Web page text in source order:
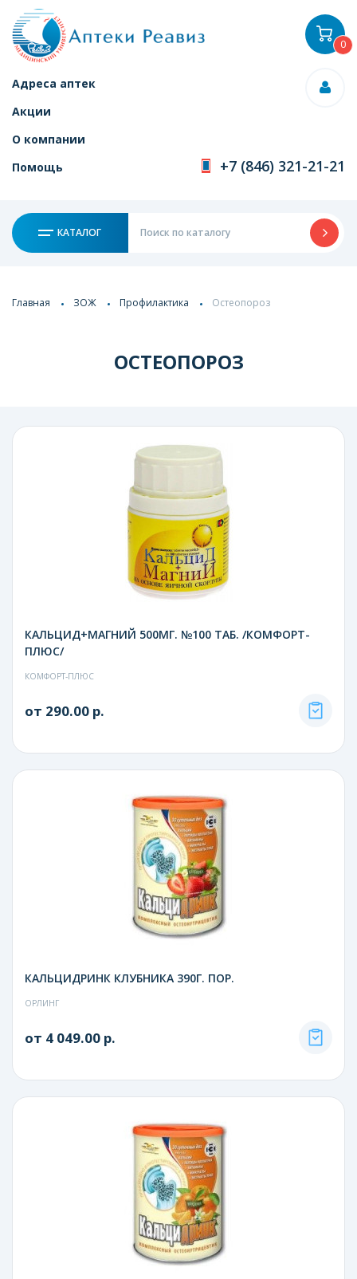
Адреса аптек
Акции
О компании
Помощь
+7 (846) 321-21-21
КАТАЛОГ
0
Главная ЗОЖ Профилактика Остеопороз
ОСТЕОПОРОЗ
КАЛЬЦИД+МАГНИЙ 500МГ. №100 ТАБ. /КОМФОРТ-
ПЛЮС/
КОМФОРТ-ПЛЮС
от 290.00 р.
КАЛЬЦИДРИНК КЛУБНИКА 390Г. ПОР.
ОРЛИНГ
от 4 049.00 р.